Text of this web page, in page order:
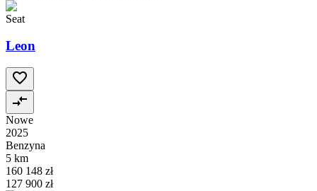
Seat
Leon
Nowe
2025
Benzyna
5 km
160 148 zł
127 900 zł